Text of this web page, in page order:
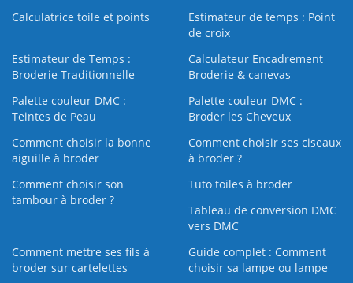
Calculatrice toile et points
Estimateur de temps : Point
de croix
Estimateur de Temps :
Broderie Traditionnelle
Calculateur Encadrement
Broderie & canevas
Palette couleur DMC :
Teintes de Peau
Palette couleur DMC :
Broder les Cheveux
Comment choisir la bonne
aiguille à broder
Comment choisir ses ciseaux
à broder ?
Comment choisir son
tambour à broder ?
Tuto toiles à broder
Tableau de conversion DMC
vers DMC
Comment mettre ses fils à
broder sur cartelettes
Guide complet : Comment
choisir sa lampe ou lampe